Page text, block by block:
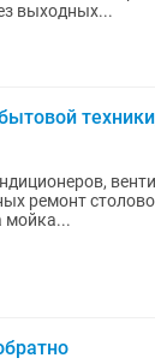
График без выходных...
оборудования. -
мойка...